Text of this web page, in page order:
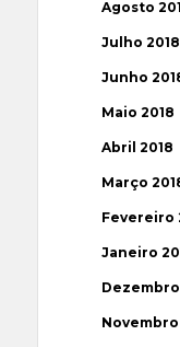
Agosto
Julho 2018
Junho
Maio 2018
Abril 2018
Março
Fevereiro
Janeiro
Dezembro
Novembro